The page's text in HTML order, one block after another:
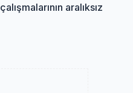
aralıksız